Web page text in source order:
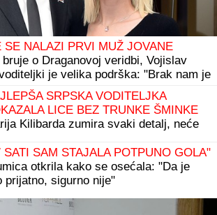
SE NALAZI PRVI MUŽ JOVANE
o Draganovoj veridbi, Vojislav
je velika podrška: "Brak nam je
SRPSKA VODITELJKA
LICE BEZ TRUNKE ŠMINKE
Kilibarda zumira svaki detalj, neće
potreban" (FOTO)
SATI SAM STAJALA POTPUNO GOLA"
otkrila kako se osećala: "Da je
prijatno, sigurno nije"